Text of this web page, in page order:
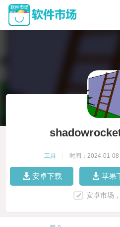
工具 时间：2024-01-08
安卓下载 苹果
安卓市场